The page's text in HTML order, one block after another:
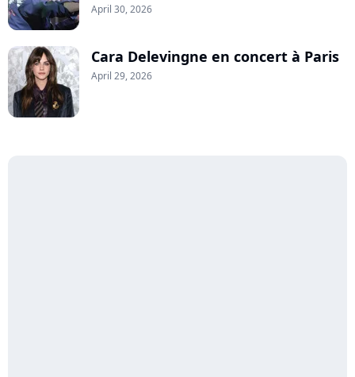
April 30, 2026
Cara Delevingne en concert à Paris
April 29, 2026